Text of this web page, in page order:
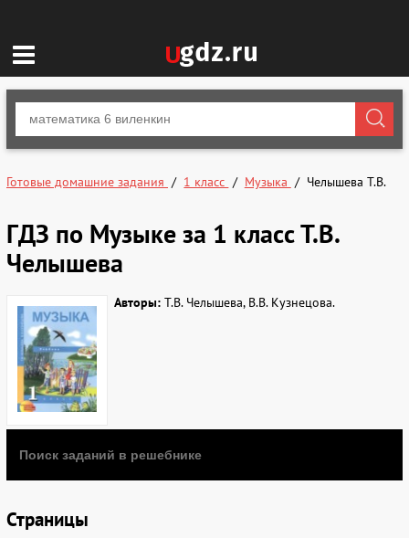
Готовые домашние задания 1 класс Музыка Челышева Т.В.
ГДЗ по Музыке за 1 класс Т.В.
Челышева
Авторы:Т.В. Челышева, В.В. Кузнецова.
Страницы